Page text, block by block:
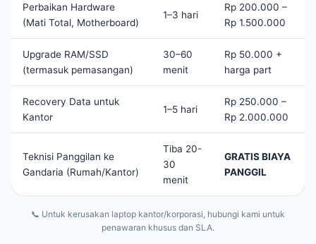
Perbaikan Hardware
(Mati Total, Motherboard)
1–3 hari
Rp 200.000 –
Rp 1.500.000
Upgrade RAM/SSD
(termasuk pemasangan)
30–60
menit
Rp 50.000 +
harga part
Recovery Data untuk
Kantor
1–5 hari
Rp 250.000 –
Rp 2.000.000
Teknisi Panggilan ke
Gandaria (Rumah/Kantor)
Tiba 20-
30
menit
GRATIS BIAYA
PANGGIL
📞 Untuk kerusakan laptop kantor/korporasi, hubungi kami untuk
penawaran khusus dan SLA.